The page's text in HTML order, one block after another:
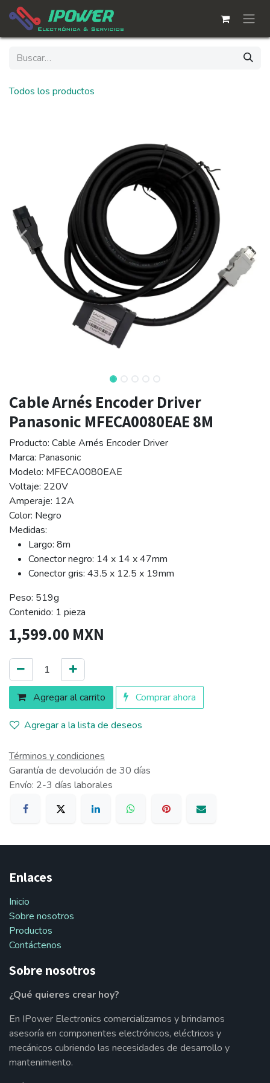
Ir al contenido
Todos los productos
Cable Arnés Encoder Driver
Panasonic MFECA0080EAE 8M
Producto: Cable Arnés Encoder Driver
Marca: Panasonic
Modelo: MFECA0080EAE
Voltaje: 220V
Amperaje: 12A
Color: Negro
Medidas:
Largo: 8m
Conector negro: 14 x 14 x 47mm
Conector gris: 43.5 x 12.5 x 19mm
Peso: 519g
Contenido: 1 pieza
1,599.00 MXN
Agregar al carrito Comprar ahora
Agregar a la lista de deseos
Términos y condiciones
Garantía de devolución de 30 días
Envío: 2-3 días laborales
Enlaces
Inicio
Sobre nosotros
Productos
Contáctenos
Sobre nosotros
¿Qué quieres crear hoy?
En IPower Electronics comercializamos y brindamos
asesoría en componentes electrónicos, eléctricos y
mecánicos cubriendo las necesidades de desarrollo y
mantenimiento.